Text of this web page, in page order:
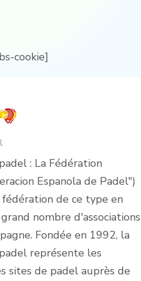
cookie]
: La Fédération
Espanola de Padel")
de ce type en
nombre d'associations
Fondée en 1992, la
représente les
sites de padel auprès de